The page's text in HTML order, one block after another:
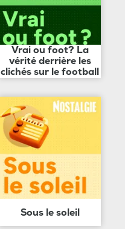
Vrai ou foot? La
vérité derrière les
clichés sur le football
Sous le soleil